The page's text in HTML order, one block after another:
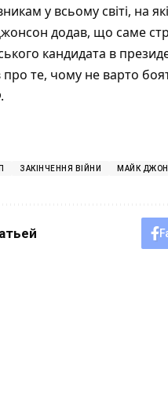
у всьому світі, на
додав, що саме
кандидата в
те, чому не варто
.
ЗАКІНЧЕННЯ ВІЙНИ МАЙК